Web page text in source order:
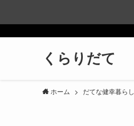
くらりだて
ホーム だてな健幸暮らし